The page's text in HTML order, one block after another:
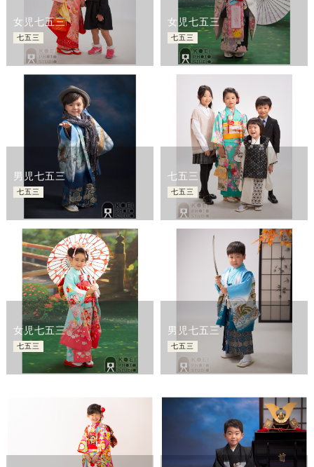
女児七五三
七五三
女児七五三
七五三
男児七五三
七五三
七五三
七五三
女児七五三
七五三
男児七五三
七五三